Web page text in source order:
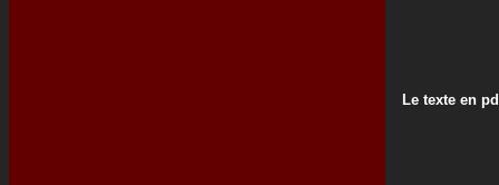
Le texte en